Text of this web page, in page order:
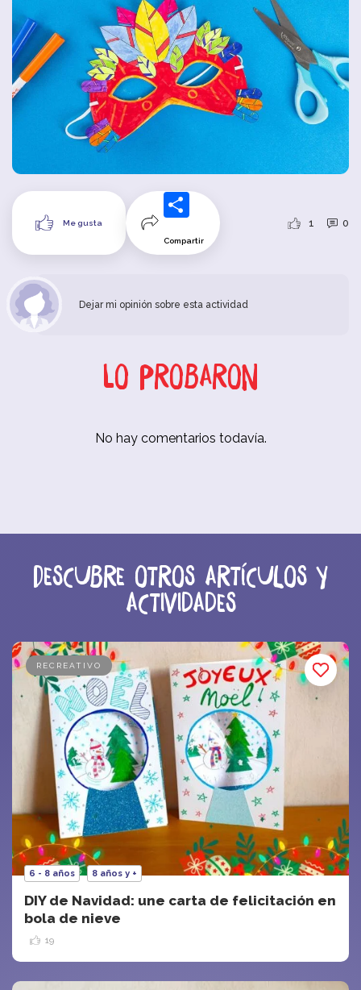
Me gusta
Compartir
1 0
Dejar mi opinión sobre esta actividad
Lo probaron
No hay comentarios todavía.
Descubre otros artículos y
actividades
RECREATIVO
6 - 8 años 8 años y +
DIY de Navidad: une carta de felicitación en
bola de nieve
19